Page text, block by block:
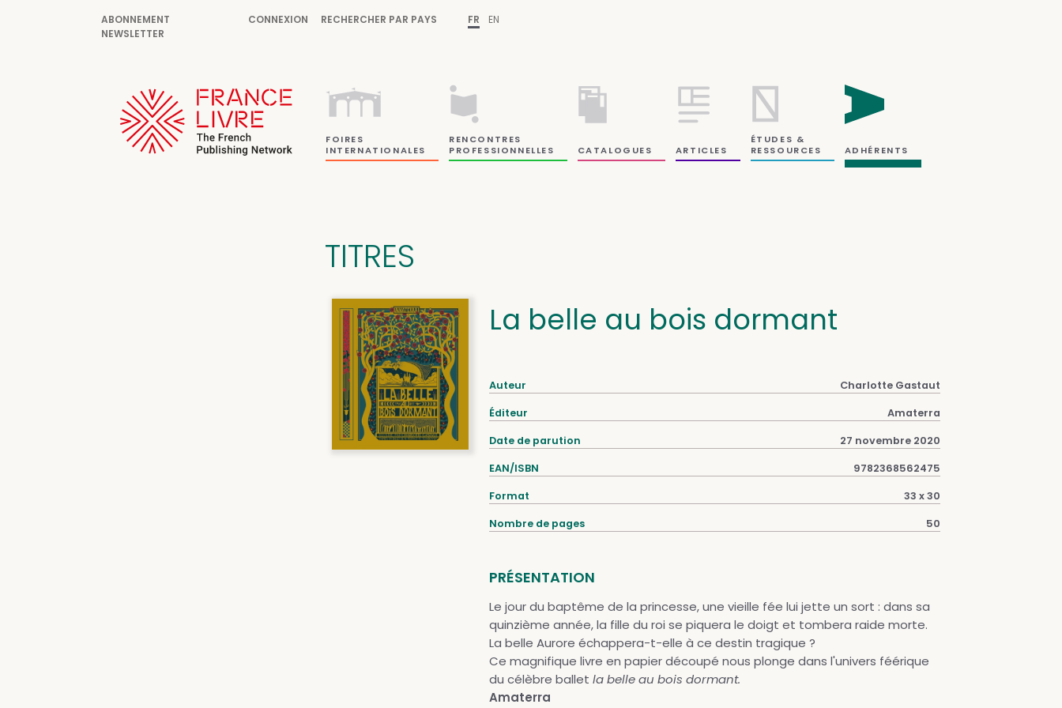
ABONNEMENT
NEWSLETTER
CONNEXION RECHERCHER PAR PAYS FR EN
FOIRES
INTERNATIONALES
RENCONTRES
PROFESSIONNELLES
CATALOGUES ARTICLES
ÉTUDES &
RESSOURCES
ADHÉRENTS
TITRES
La belle au bois dormant
Auteur Charlotte Gastaut
Éditeur Amaterra
Date de parution 27 novembre 2020
EAN/ISBN 9782368562475
Format 33 x 30
Nombre de pages 50
PRÉSENTATION
Le jour du baptême de la princesse, une vieille fée lui jette un sort : dans sa
quinzième année, la fille du roi se piquera le doigt et tombera raide morte.
La belle Aurore échappera-t-elle à ce destin tragique ?
Ce magnifique livre en papier découpé nous plonge dans l'univers féérique
du célèbre ballet la belle au bois dormant.
Amaterra